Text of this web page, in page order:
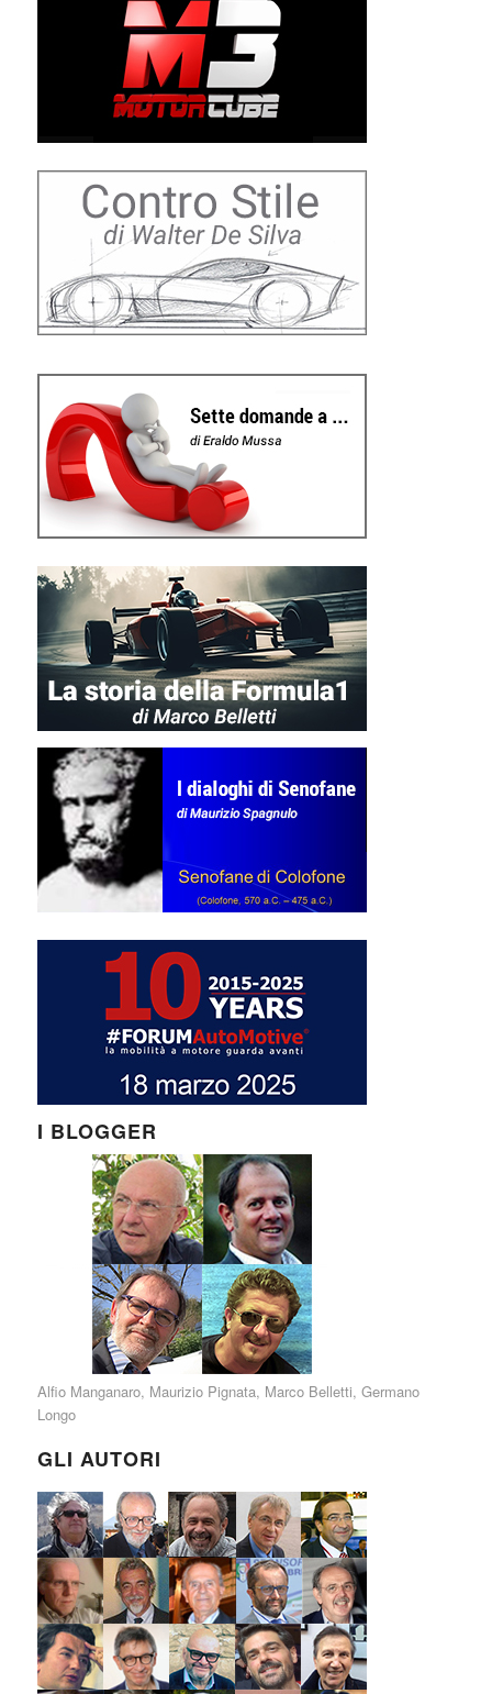
I BLOGGER
Alfio Manganaro, Maurizio Pignata, Marco Belletti, Germano
Longo
GLI AUTORI